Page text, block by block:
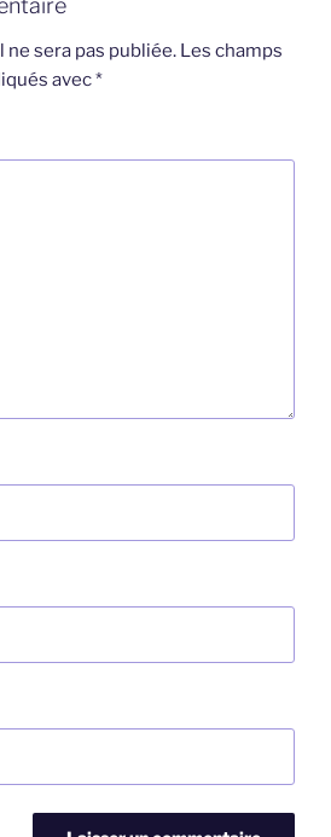
sera pas publiée. Les champs
avec*